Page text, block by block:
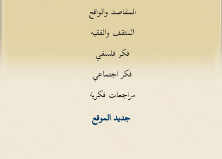
المقاصد والواقع
المثقف والفقيه
فكر فلسفي
فكر اجتماعي
مراجعات فكرية
جديد الموقع